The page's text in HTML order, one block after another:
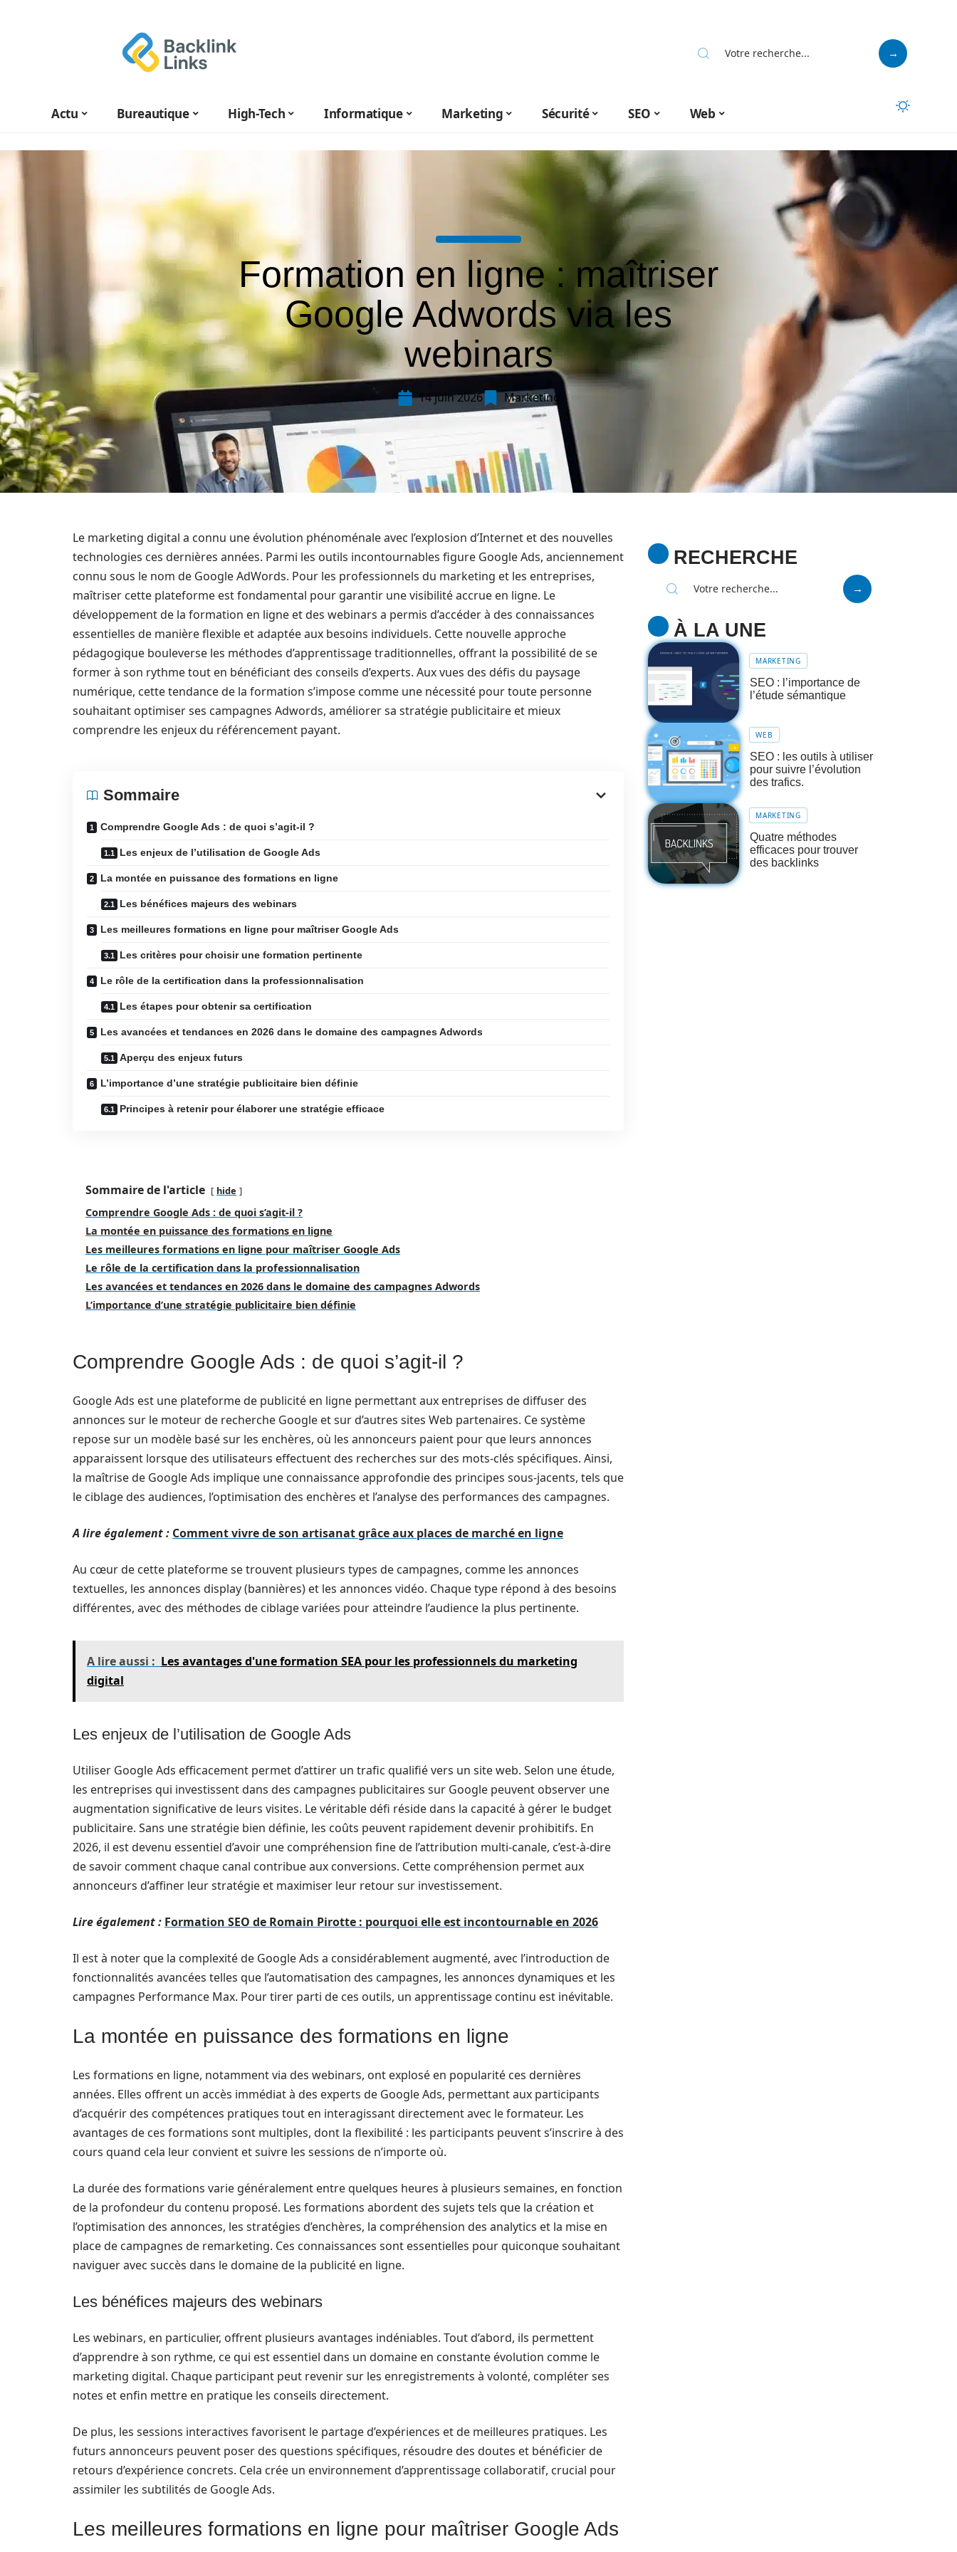
Actu Bureautique High-Tech Informatique Marketing Sécurité SEO Web
Formation en ligne : maîtriser
Google Adwords via les
webinars
14 juin 2026 Marketing
Le marketing digital a connu une évolution phénoménale avec l’explosion d’Internet et des nouvelles
technologies ces dernières années. Parmi les outils incontournables figure Google Ads, anciennement
connu sous le nom de Google AdWords. Pour les professionnels du marketing et les entreprises,
maîtriser cette plateforme est fondamental pour garantir une visibilité accrue en ligne. Le
développement de la formation en ligne et des webinars a permis d’accéder à des connaissances
essentielles de manière flexible et adaptée aux besoins individuels. Cette nouvelle approche
pédagogique bouleverse les méthodes d’apprentissage traditionnelles, offrant la possibilité de se
former à son rythme tout en bénéficiant des conseils d’experts. Aux vues des défis du paysage
numérique, cette tendance de la formation s’impose comme une nécessité pour toute personne
souhaitant optimiser ses campagnes Adwords, améliorer sa stratégie publicitaire et mieux
comprendre les enjeux du référencement payant.
Sommaire
Comprendre Google Ads : de quoi s’agit-il ?
Les enjeux de l’utilisation de Google Ads
La montée en puissance des formations en ligne
Les bénéfices majeurs des webinars
Les meilleures formations en ligne pour maîtriser Google Ads
Les critères pour choisir une formation pertinente
Le rôle de la certification dans la professionnalisation
Les étapes pour obtenir sa certification
Les avancées et tendances en 2026 dans le domaine des campagnes Adwords
Aperçu des enjeux futurs
L’importance d’une stratégie publicitaire bien définie
Principes à retenir pour élaborer une stratégie efficace
Sommaire de l'article hide
Comprendre Google Ads : de quoi s’agit-il ?
La montée en puissance des formations en ligne
Les meilleures formations en ligne pour maîtriser Google Ads
Le rôle de la certification dans la professionnalisation
Les avancées et tendances en 2026 dans le domaine des campagnes Adwords
L’importance d’une stratégie publicitaire bien définie
Comprendre Google Ads : de quoi s’agit-il ?
Google Ads est une plateforme de publicité en ligne permettant aux entreprises de diffuser des
annonces sur le moteur de recherche Google et sur d’autres sites Web partenaires. Ce système
repose sur un modèle basé sur les enchères, où les annonceurs paient pour que leurs annonces
apparaissent lorsque des utilisateurs effectuent des recherches sur des mots-clés spécifiques. Ainsi,
la maîtrise de Google Ads implique une connaissance approfondie des principes sous-jacents, tels que
le ciblage des audiences, l’optimisation des enchères et l’analyse des performances des campagnes.
A lire également : Comment vivre de son artisanat grâce aux places de marché en ligne
Au cœur de cette plateforme se trouvent plusieurs types de campagnes, comme les annonces
textuelles, les annonces display (bannières) et les annonces vidéo. Chaque type répond à des besoins
différentes, avec des méthodes de ciblage variées pour atteindre l’audience la plus pertinente.
A lire aussi : Les avantages d'une formation SEA pour les professionnels du marketing
digital
Les enjeux de l’utilisation de Google Ads
Utiliser Google Ads efficacement permet d’attirer un trafic qualifié vers un site web. Selon une étude,
les entreprises qui investissent dans des campagnes publicitaires sur Google peuvent observer une
augmentation significative de leurs visites. Le véritable défi réside dans la capacité à gérer le budget
publicitaire. Sans une stratégie bien définie, les coûts peuvent rapidement devenir prohibitifs. En
2026, il est devenu essentiel d’avoir une compréhension fine de l’attribution multi-canale, c’est-à-dire
de savoir comment chaque canal contribue aux conversions. Cette compréhension permet aux
annonceurs d’affiner leur stratégie et maximiser leur retour sur investissement.
Lire également : Formation SEO de Romain Pirotte : pourquoi elle est incontournable en 2026
Il est à noter que la complexité de Google Ads a considérablement augmenté, avec l’introduction de
fonctionnalités avancées telles que l’automatisation des campagnes, les annonces dynamiques et les
campagnes Performance Max. Pour tirer parti de ces outils, un apprentissage continu est inévitable.
La montée en puissance des formations en ligne
Les formations en ligne, notamment via des webinars, ont explosé en popularité ces dernières
années. Elles offrent un accès immédiat à des experts de Google Ads, permettant aux participants
d’acquérir des compétences pratiques tout en interagissant directement avec le formateur. Les
avantages de ces formations sont multiples, dont la flexibilité : les participants peuvent s’inscrire à des
cours quand cela leur convient et suivre les sessions de n’importe où.
La durée des formations varie généralement entre quelques heures à plusieurs semaines, en fonction
de la profondeur du contenu proposé. Les formations abordent des sujets tels que la création et
l’optimisation des annonces, les stratégies d’enchères, la compréhension des analytics et la mise en
place de campagnes de remarketing. Ces connaissances sont essentielles pour quiconque souhaitant
naviguer avec succès dans le domaine de la publicité en ligne.
Les bénéfices majeurs des webinars
Les webinars, en particulier, offrent plusieurs avantages indéniables. Tout d’abord, ils permettent
d’apprendre à son rythme, ce qui est essentiel dans un domaine en constante évolution comme le
marketing digital. Chaque participant peut revenir sur les enregistrements à volonté, compléter ses
notes et enfin mettre en pratique les conseils directement.
De plus, les sessions interactives favorisent le partage d’expériences et de meilleures pratiques. Les
futurs annonceurs peuvent poser des questions spécifiques, résoudre des doutes et bénéficier de
retours d’expérience concrets. Cela crée un environnement d’apprentissage collaboratif, crucial pour
assimiler les subtilités de Google Ads.
Les meilleures formations en ligne pour maîtriser Google Ads
RECHERCHE
À LA UNE
MARKETING
SEO : l’importance de
l’étude sémantique
WEB
SEO : les outils à utiliser
pour suivre l’évolution
des trafics.
MARKETING
Quatre méthodes
efficaces pour trouver
des backlinks